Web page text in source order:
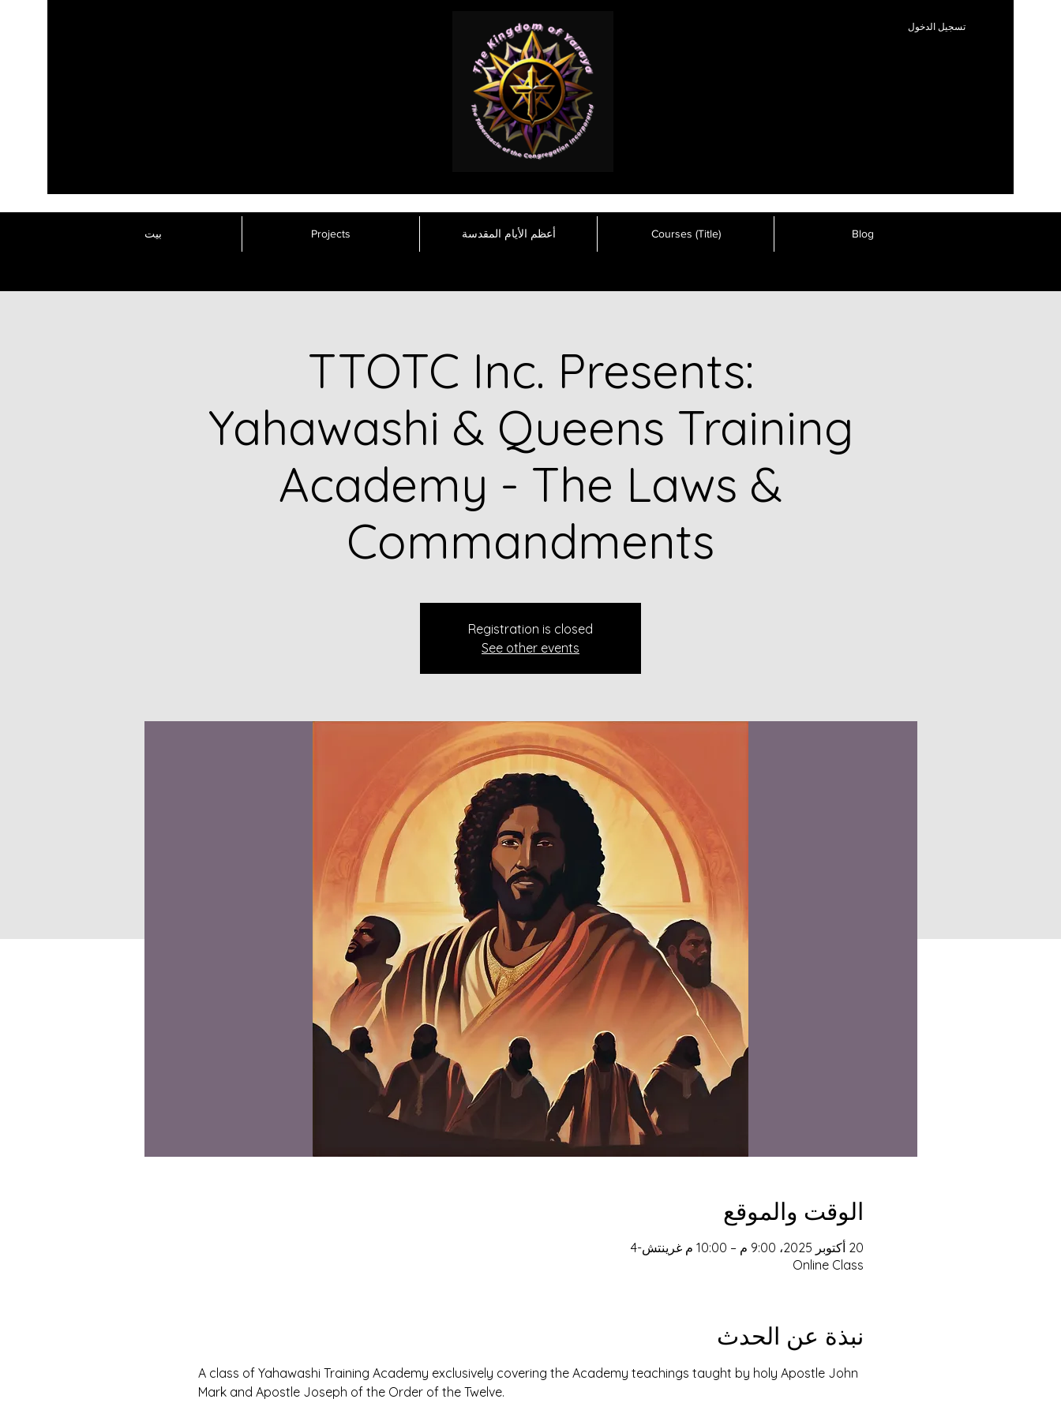
تسجيل الدخول
بيت Projects أعظم الأيام المقدسة Courses (Title) Blog
TTOTC Inc. Presents:
Yahawashi & Queens Training
Academy - The Laws &
Commandments
Registration is closed
See other events
الوقت والموقع
20 أكتوبر 2025، 9:00 م – 10:00 م غرينتش-4
Online Class
نبذة عن الحدث
A class of Yahawashi Training Academy exclusively covering the Academy teachings taught by holy Apostle John
Mark and Apostle Joseph of the Order of the Twelve.